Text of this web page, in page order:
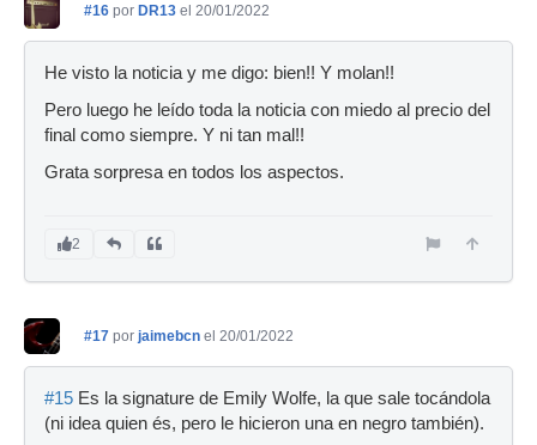
#16 por DR13 el 20/01/2022
He visto la noticia y me digo: bien!! Y molan!!
Pero luego he leído toda la noticia con miedo al precio del
final como siempre. Y ni tan mal!!
Grata sorpresa en todos los aspectos.
2
#17 por jaimebcn el 20/01/2022
#15 Es la signature de Emily Wolfe, la que sale tocándola
(ni idea quien és, pero le hicieron una en negro también).